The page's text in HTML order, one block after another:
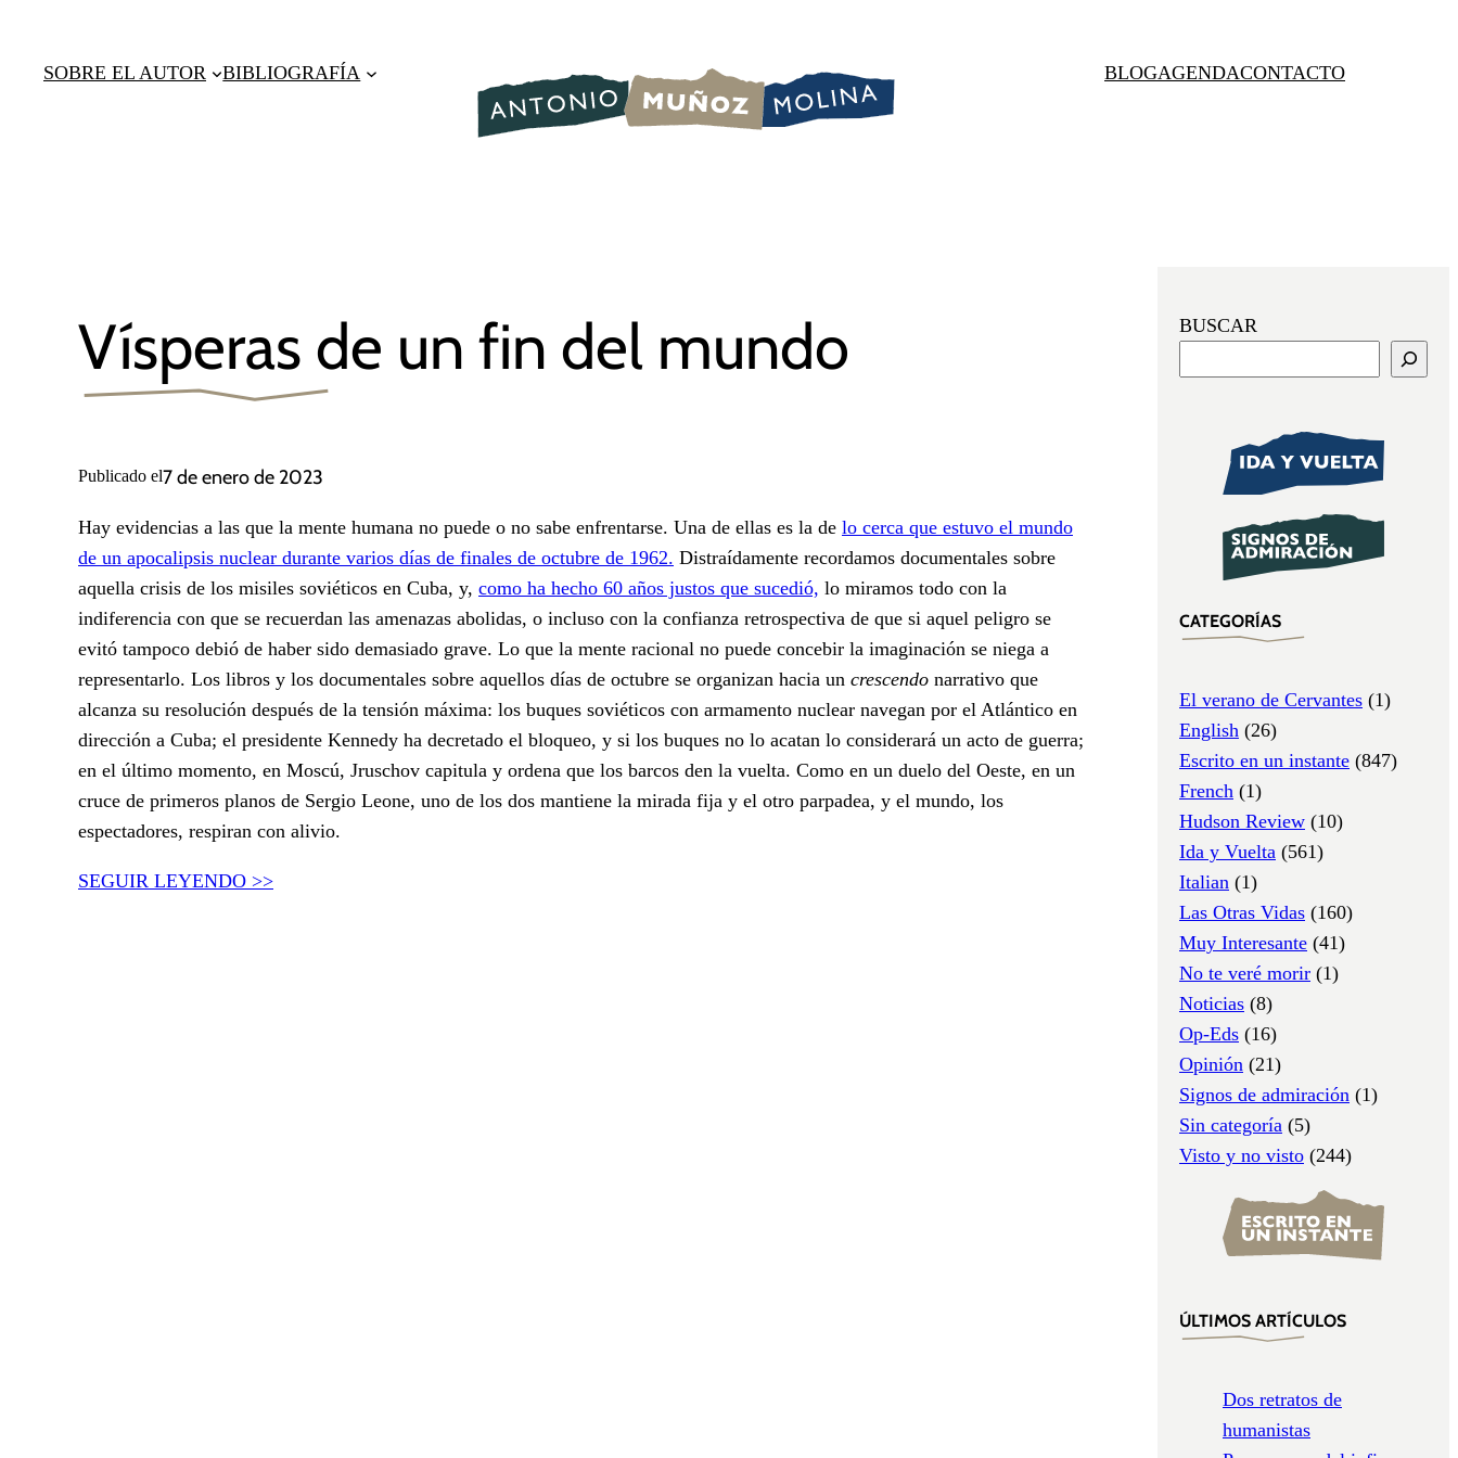
contenido
SOBRE EL AUTOR BIBLIOGRAFÍA BLOGAGENDACONTACTO
Vísperas de un fin del mundo
Publicado el7 de enero de 2023
Hay evidencias a las que la mente humana no puede o no sabe enfrentarse. Una de ellas es la de lo cerca que estuvo el mundo
de un apocalipsis nuclear durante varios días de finales de octubre de 1962. Distraídamente recordamos documentales sobre
aquella crisis de los misiles soviéticos en Cuba, y, como ha hecho 60 años justos que sucedió, lo miramos todo con la
indiferencia con que se recuerdan las amenazas abolidas, o incluso con la confianza retrospectiva de que si aquel peligro se
evitó tampoco debió de haber sido demasiado grave. Lo que la mente racional no puede concebir la imaginación se niega a
representarlo. Los libros y los documentales sobre aquellos días de octubre se organizan hacia un crescendo narrativo que
alcanza su resolución después de la tensión máxima: los buques soviéticos con armamento nuclear navegan por el Atlántico en
dirección a Cuba; el presidente Kennedy ha decretado el bloqueo, y si los buques no lo acatan lo considerará un acto de guerra;
en el último momento, en Moscú, Jruschov capitula y ordena que los barcos den la vuelta. Como en un duelo del Oeste, en un
cruce de primeros planos de Sergio Leone, uno de los dos mantiene la mirada fija y el otro parpadea, y el mundo, los
espectadores, respiran con alivio.
SEGUIR LEYENDO >>
BUSCAR
CATEGORÍAS
El verano de Cervantes (1)
English (26)
Escrito en un instante (847)
French (1)
Hudson Review (10)
Ida y Vuelta (561)
Italian (1)
Las Otras Vidas (160)
Muy Interesante (41)
No te veré morir (1)
Noticias (8)
Op-Eds (16)
Opinión (21)
Signos de admiración (1)
Sin categoría (5)
Visto y no visto (244)
ÚLTIMOS ARTÍCULOS
Dos retratos de
humanistas